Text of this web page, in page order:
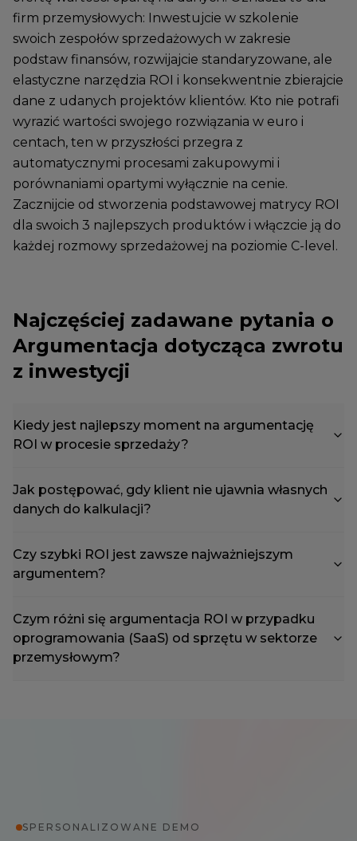
firm przemysłowych: Inwestujcie w szkolenie
swoich zespołów sprzedażowych w zakresie
podstaw finansów, rozwijajcie standaryzowane, ale
elastyczne narzędzia ROI i konsekwentnie zbierajcie
dane z udanych projektów klientów. Kto nie potrafi
wyrazić wartości swojego rozwiązania w euro i
centach, ten w przyszłości przegra z
automatycznymi procesami zakupowymi i
porównaniami opartymi wyłącznie na cenie.
Zacznijcie od stworzenia podstawowej matrycy ROI
dla swoich 3 najlepszych produktów i włączcie ją do
każdej rozmowy sprzedażowej na poziomie C-level.
Najczęściej zadawane pytania o
Argumentacja dotycząca zwrotu
z inwestycji
Kiedy jest najlepszy moment na argumentację
ROI w procesie sprzedaży?
Jak postępować, gdy klient nie ujawnia własnych
danych do kalkulacji?
Czy szybki ROI jest zawsze najważniejszym
argumentem?
Czym różni się argumentacja ROI w przypadku
oprogramowania (SaaS) od sprzętu w sektorze
przemysłowym?
SPERSONALIZOWANE DEMO